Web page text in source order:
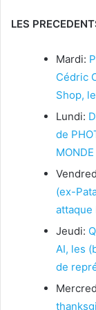
LES
Mardi:
Cédric
Shop,
Lundi:
de
MONDE
(ex-
attaque
Jeudi:
AI, les
de